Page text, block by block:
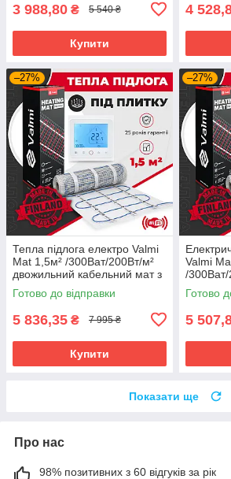
3 988,80 ₴ 5 540 ₴
Купити
4
–27%
Тепла підлога електро Valmi
Mat 1,5м² /300Ват/200Вт/м²
двожильний кабельний мат з
терморегулятором TWE02
Wi-Fi
Готово до відправки
5 836,35 ₴ 7 995 ₴
Купити
–27%
Valmi
/
Готово
5
Показати ще
Про нас
98% позитивних з 60 відгуків за рік